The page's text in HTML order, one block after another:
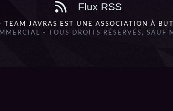
Flux RSS
TEAM JAVRAS EST UNE ASSOCIATION À
- TOUS DROITS RÉSERVÉS, SAUF